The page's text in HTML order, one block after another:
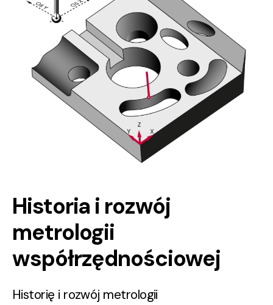
Historia i rozwój
metrologii
współrzędnościowej
Historię i rozwój metrologii